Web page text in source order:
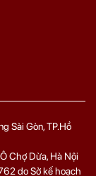
Sài Gòn, TP.Hồ
Chợ Dừa, Hà Nội
do Sở kế hoạch